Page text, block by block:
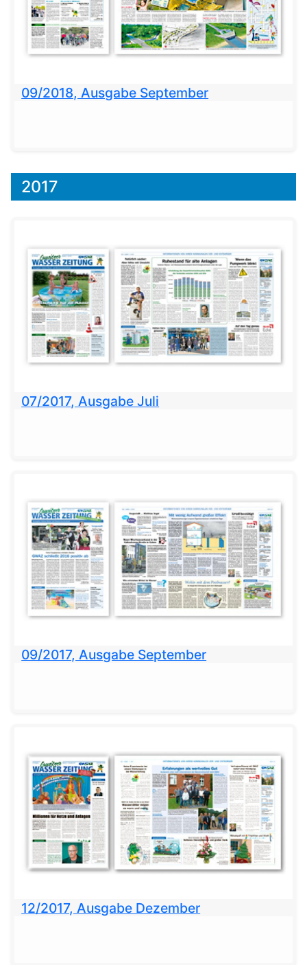
09/2018, Ausgabe September
2017
07/2017, Ausgabe Juli
09/2017, Ausgabe September
12/2017, Ausgabe Dezember